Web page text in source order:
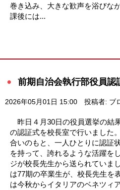
巻き込み、大きな歓声を浴び
課後には...
前期自治会執行部役員認
2026年05月01日 15:00 投稿者: ブ
昨日４月30日の役員選挙の結
の認証式を校長室で行いました
合いのもと、一人ひとりに認証
を持って、誇れるような活躍を
ジが校長先生から送られてい
は77期の卒業生が、校長先生を
は今秋からイタリアのベネツィ